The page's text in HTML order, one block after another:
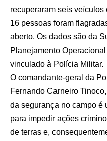
recuperaram seis veículos
16 pessoas foram
aberto. Os dados são da
Planejamento
vinculado à Polícia Militar.
O comandante-geral da
Fernando Carneiro
da segurança no campo é
para impedir ações
de terras e,